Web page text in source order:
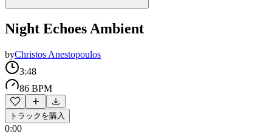
Night Echoes Ambient
byChristos Anestopoulos
3:48
86 BPM
トラックを購入
0:00